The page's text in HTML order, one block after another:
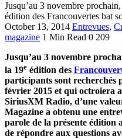
Jusqu’au 3 novembre
édition des Francouvertes bat
October 13, 2014 Entrevues,
magazine 1 Min Read 0 209
Jusqu’au 3 novembre
la 19e édition des
participants sont recherchés
février 2015 et qui octroiera
SiriusXM Radio, d’une
Magazine a obtenu une
parole de la présente édition
de répondre aux questions